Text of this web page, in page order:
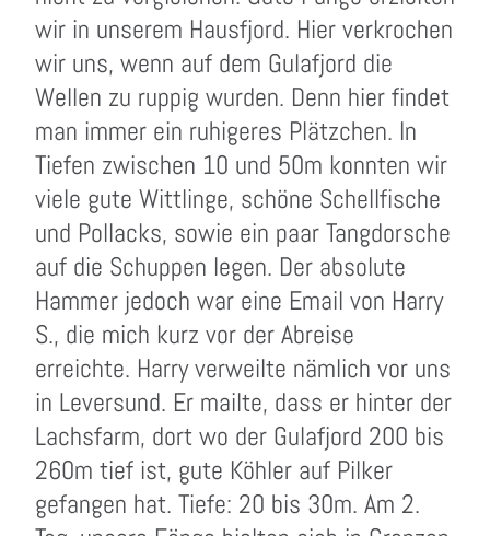
wir in unserem Hausfjord. Hier verkrochen
wir uns, wenn auf dem Gulafjord die
Wellen zu ruppig wurden. Denn hier findet
man immer ein ruhigeres Plätzchen. In
Tiefen zwischen 10 und 50m konnten wir
viele gute Wittlinge, schöne Schellfische
und Pollacks, sowie ein paar Tangdorsche
auf die Schuppen legen. Der absolute
Hammer jedoch war eine Email von Harry
S., die mich kurz vor der Abreise
erreichte. Harry verweilte nämlich vor uns
in Leversund. Er mailte, dass er hinter der
Lachsfarm, dort wo der Gulafjord 200 bis
260m tief ist, gute Köhler auf Pilker
gefangen hat. Tiefe: 20 bis 30m. Am 2.